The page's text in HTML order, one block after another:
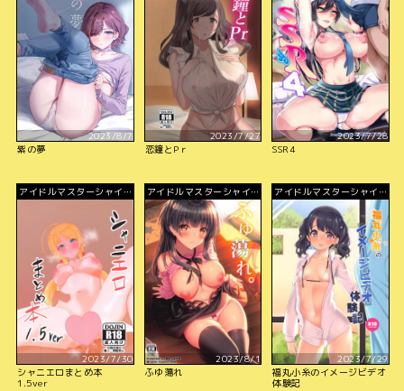
2023/8/7
紫の夢
2023/7/27
恋鐘とPｒ
2023/7/28
SSR4
アイドルマスターシャイニ
2023/7/30
シャニエロまとめ本
1.5ver
アイドルマスターシャイニ
ーカラーズ
2023/8/1
ふゆ蕩れ
アイドルマスターシャイニ
ーカラーズ
2023/7/29
福丸小糸のイメージビデオ
体験記